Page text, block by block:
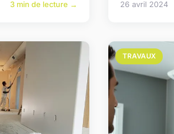
3 min de lecture → 26 avril 2024
TRAVAUX